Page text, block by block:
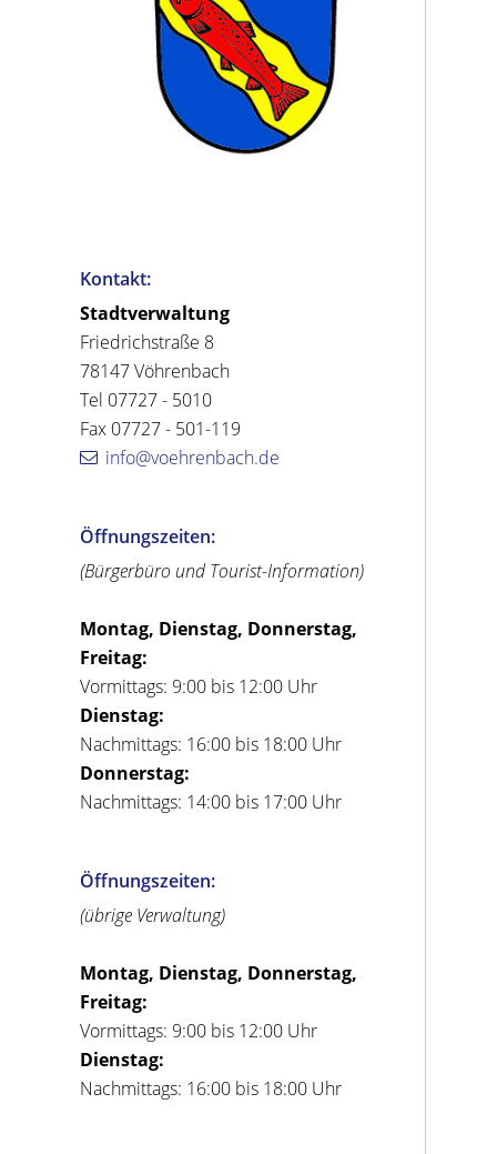
Kontakt:
Stadtverwaltung
Friedrichstraße 8
78147 Vöhrenbach
Tel 07727 - 5010
Fax 07727 - 501-119
info@voehrenbach.de
Öffnungszeiten:
(Bürgerbüro und Tourist-Information)
Montag, Dienstag, Donnerstag,
Freitag:
Vormittags: 9:00 bis 12:00 Uhr
Dienstag:
Nachmittags: 16:00 bis 18:00 Uhr
Donnerstag:
Nachmittags: 14:00 bis 17:00 Uhr
Öffnungszeiten:
(übrige Verwaltung)
Montag, Dienstag, Donnerstag,
Freitag:
Vormittags: 9:00 bis 12:00 Uhr
Dienstag:
Nachmittags: 16:00 bis 18:00 Uhr